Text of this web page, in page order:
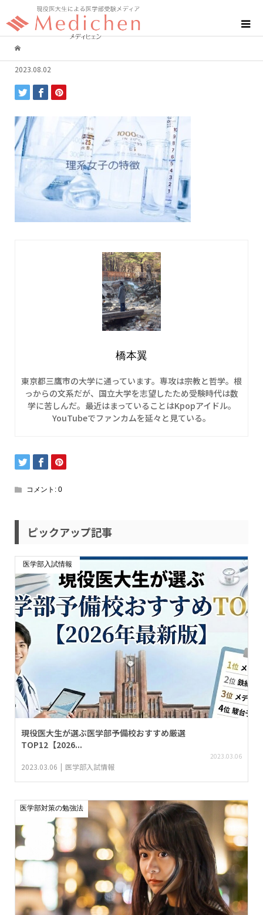
2023.08.02
橋本翼
東京都三鷹市の大学に通っています。専攻は宗教と哲学。根
っからの文系だが、国立大学を志望したため受験時代は数
学に苦しんだ。最近はまっていることはKpopアイドル。
YouTubeでファンカムを延々と見ている。
コメント: 0
ピックアップ記事
医学部入試情報
現役医大生が選ぶ医学部予備校おすすめ厳選
TOP12【2026...
2023.03.06
2023.03.06 医学部入試情報
医学部対策の勉強法